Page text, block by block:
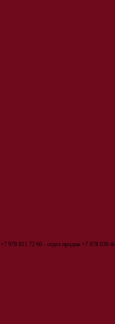
+7 978 811 72 60 - отдел продаж +7 978 030